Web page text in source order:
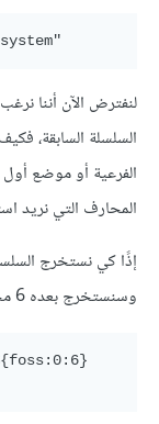
السلسلة السابقة،
الفرعية أو موضع
المحارف التي نريد
وسنستخرج بعده 6 محارف، وفق التالي: